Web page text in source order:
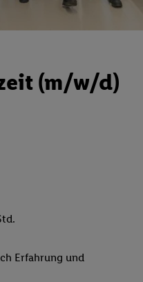
(m/w/d)
Erfahrung und